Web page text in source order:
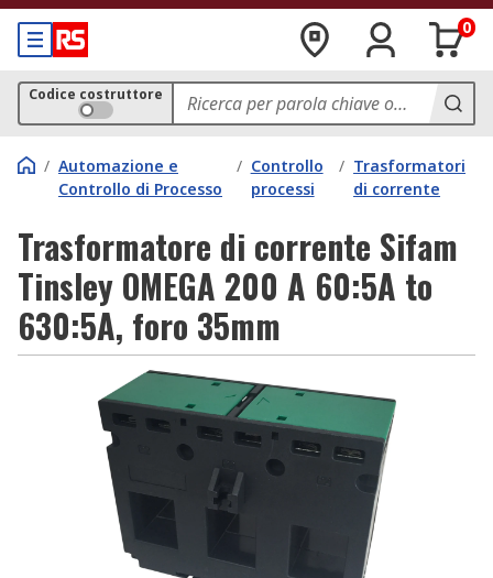
0
Codice costruttore
/ Automazione e
Controllo di Processo
/ Controllo
processi
/ Trasformatori
di corrente
Trasformatore di corrente Sifam
Tinsley OMEGA 200 A 60:5A to
630:5A, foro 35mm